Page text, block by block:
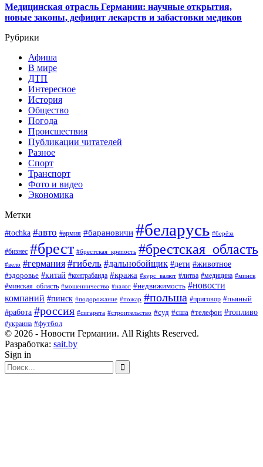
Медицинская отрасль Германии: научные открытия,
новые законы, дефицит лекарств и забастовки медиков
Рубрики
Афиша
В мире
ДТП
Интересное
История
Общество
Погода
Происшествия
Публикации читателей
Разное
Спорт
Транспорт
Фото и видео
Экономика
Метки
#tochka #авто #армия #барановичи #беларусь #берёза
#бизнес #брест #брестская_крепость #брестская_область
#вело #германия #гибель #дальнобойщик #дети #животное
#здоровье #китай #контрабанда #кража #курс_валют #литва #медицина #минск
#минская_область #мошенничество #налог #недвижимость #новости
компаний #пинск #подорожание #пожар #польша #приговор #пьяный
#работа #россия #сигарета #строительство #суд #сша #телефон #топливо
#украина #футбол
© 2026 - Новости Германии. All Rights Reserved.
Разработка: sait.by
Sign in